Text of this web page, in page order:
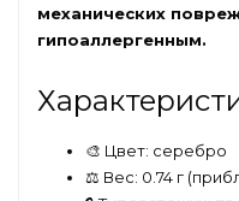
механических
гипоаллергенным.
🎨 Цвет: серебро
⚖️ Вес: 0.74 г